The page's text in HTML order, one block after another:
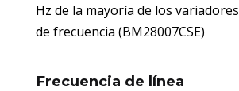
Hz de la mayoría de los variadores
de frecuencia (BM28007CSE)
Frecuencia de línea